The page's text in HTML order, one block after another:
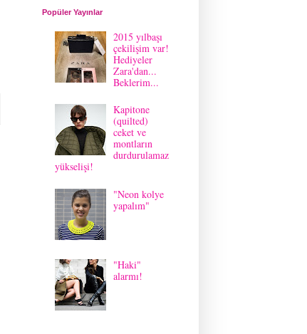
Popüler Yayınlar
2015 yılbaşı
çekilişim var!
Hediyeler
Zara'dan...
Beklerim...
Kapitone
(quilted)
ceket ve
montların
durdurulamaz
yükselişi!
"Neon kolye
yapalım"
"Haki"
alarmı!